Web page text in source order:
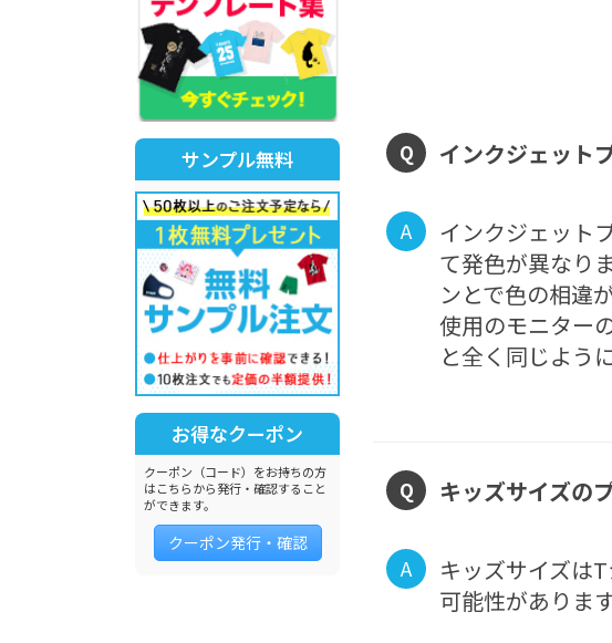
Q インクジェット
A
インクジェット
て発色が異なり
ンとで色の相違
使用のモニター
と全く同じよう
Q キッズサイズの
A
キッズサイズは
可能性があります
サンプル無料
お得なクーポン
クーポン（コード）をお持ちの方
はこちらから発行・確認すること
ができます。
クーポン発行・確認